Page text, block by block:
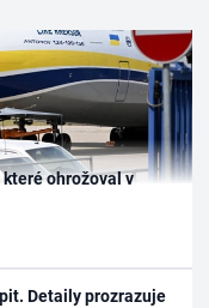
ohrožoval v
Detaily prozrazuje